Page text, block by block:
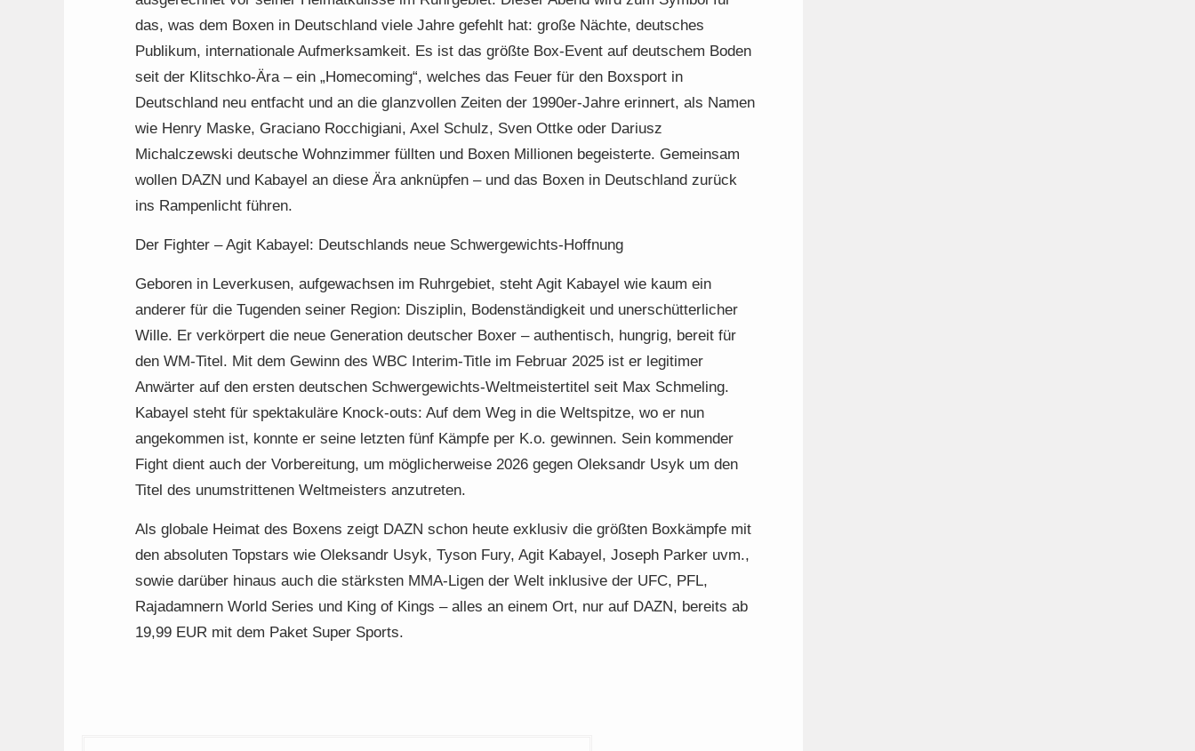
das, was dem Boxen in Deutschland viele Jahre gefehlt hat: große Nächte, deutsches
Publikum, internationale Aufmerksamkeit. Es ist das größte Box-Event auf deutschem Boden
seit der Klitschko-Ära – ein „Homecoming“, welches das Feuer für den Boxsport in
Deutschland neu entfacht und an die glanzvollen Zeiten der 1990er-Jahre erinnert, als Namen
wie Henry Maske, Graciano Rocchigiani, Axel Schulz, Sven Ottke oder Dariusz
Michalczewski deutsche Wohnzimmer füllten und Boxen Millionen begeisterte. Gemeinsam
wollen DAZN und Kabayel an diese Ära anknüpfen – und das Boxen in Deutschland zurück
ins Rampenlicht führen.
Der Fighter – Agit Kabayel: Deutschlands neue Schwergewichts-Hoffnung
Geboren in Leverkusen, aufgewachsen im Ruhrgebiet, steht Agit Kabayel wie kaum ein
anderer für die Tugenden seiner Region: Disziplin, Bodenständigkeit und unerschütterlicher
Wille. Er verkörpert die neue Generation deutscher Boxer – authentisch, hungrig, bereit für
den WM-Titel. Mit dem Gewinn des WBC Interim-Title im Februar 2025 ist er legitimer
Anwärter auf den ersten deutschen Schwergewichts-Weltmeistertitel seit Max Schmeling.
Kabayel steht für spektakuläre Knock-outs: Auf dem Weg in die Weltspitze, wo er nun
angekommen ist, konnte er seine letzten fünf Kämpfe per K.o. gewinnen. Sein kommender
Fight dient auch der Vorbereitung, um möglicherweise 2026 gegen Oleksandr Usyk um den
Titel des unumstrittenen Weltmeisters anzutreten.
Als globale Heimat des Boxens zeigt DAZN schon heute exklusiv die größten Boxkämpfe mit
den absoluten Topstars wie Oleksandr Usyk, Tyson Fury, Agit Kabayel, Joseph Parker uvm.,
sowie darüber hinaus auch die stärksten MMA-Ligen der Welt inklusive der UFC, PFL,
Rajadamnern World Series und King of Kings – alles an einem Ort, nur auf DAZN, bereits ab
19,99 EUR mit dem Paket Super Sports.